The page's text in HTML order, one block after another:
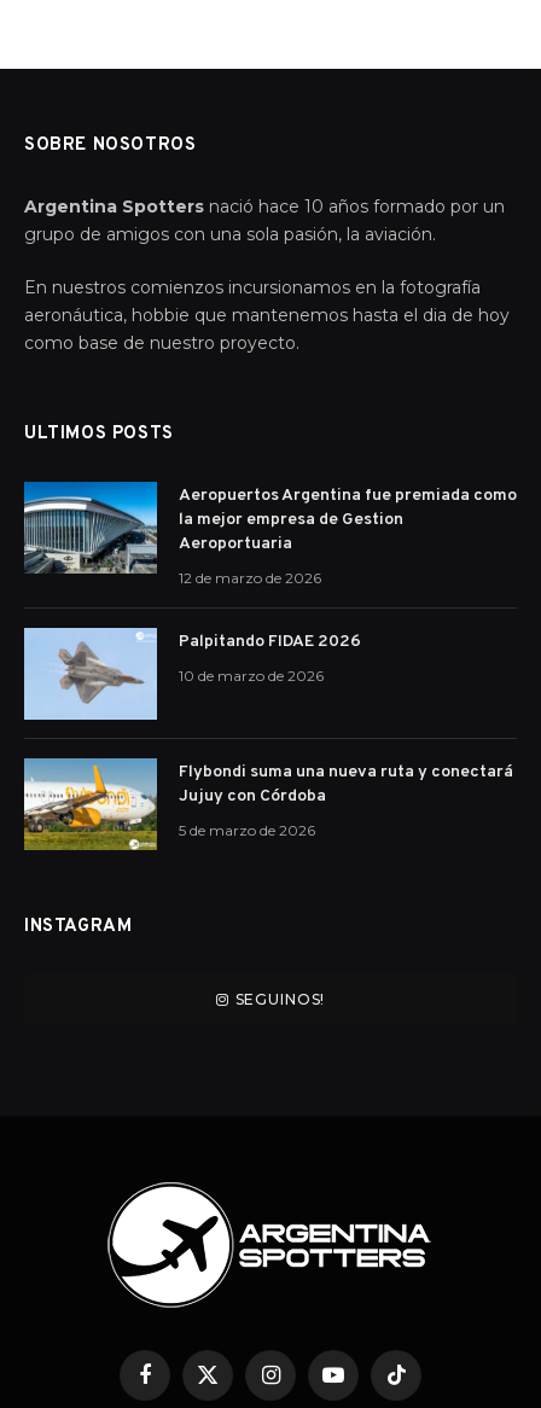
SOBRE NOSOTROS
Argentina Spotters nació hace 10 años formado por un
grupo de amigos con una sola pasión, la aviación.
En nuestros comienzos incursionamos en la fotografía
aeronáutica, hobbie que mantenemos hasta el dia de hoy
como base de nuestro proyecto.
ULTIMOS POSTS
Aeropuertos Argentina fue premiada como
la mejor empresa de Gestion
Aeroportuaria
12 de marzo de 2026
Palpitando FIDAE 2026
10 de marzo de 2026
Flybondi suma una nueva ruta y conectará
Jujuy con Córdoba
5 de marzo de 2026
INSTAGRAM
SEGUINOS!
FacebookTwitter InstagramYouTubeTikTok